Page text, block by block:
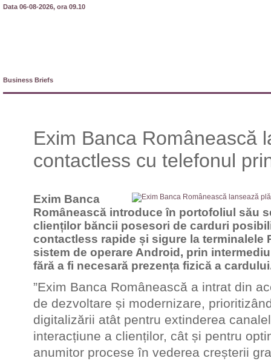
Data 06-08-2026, ora 09.10
Business Briefs
Exim Banca Românească
contactless cu telefonul
Exim Banca
Românească introduce în portofoliul său
clienților băncii posesori de carduri
contactless rapide și sigure la terminalele
sistem de operare Android, prin
fără a fi necesară prezența fizică a
”Exim Banca Românească a intrat din
de dezvoltare și modernizare,
digitalizării atât pentru extinderea
interacțiune a clienților, cât și pentru
anumitor procese în vederea creșterii